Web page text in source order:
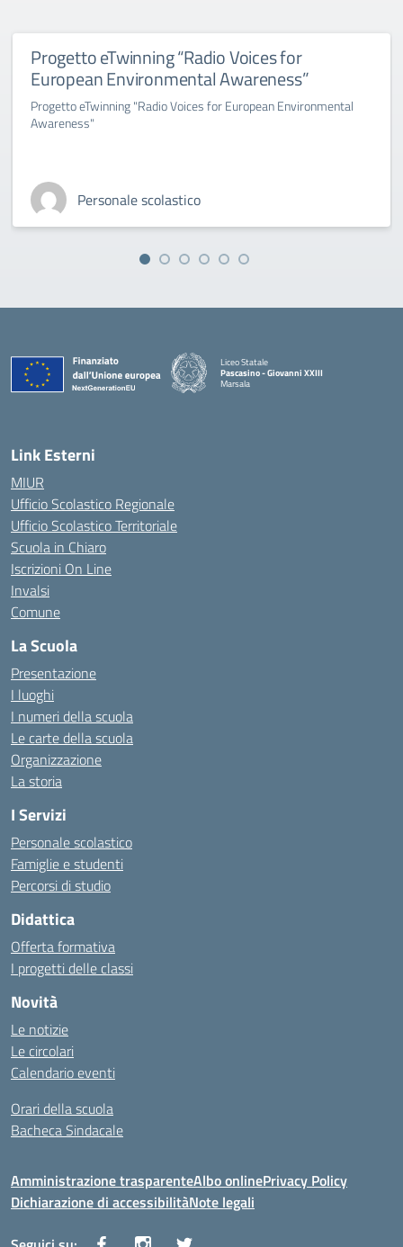
Progetto eTwinning “Radio Voices for
European Environmental Awareness”
Progetto eTwinning "Radio Voices for European Environmental
Awareness"
Personale scolastico
Liceo Statale
Pascasino - Giovanni XXIII
Marsala
Link Esterni
MIUR
Ufficio Scolastico Regionale
Ufficio Scolastico Territoriale
Scuola in Chiaro
Iscrizioni On Line
Invalsi
Comune
La Scuola
Presentazione
I luoghi
I numeri della scuola
Le carte della scuola
Organizzazione
La storia
I Servizi
Personale scolastico
Famiglie e studenti
Percorsi di studio
Didattica
Offerta formativa
I progetti delle classi
Novità
Le notizie
Le circolari
Calendario eventi
Orari della scuola
Bacheca Sindacale
Amministrazione trasparenteAlbo onlinePrivacy Policy
Dichiarazione di accessibilitàNote legali